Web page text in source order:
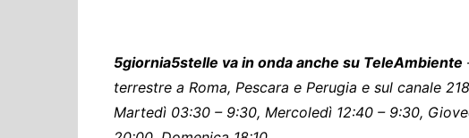
5giornia5stelle va in onda anche su TeleAmbiente
terrestre a Roma, Pescara e Perugia e sul canale
Martedì 03:30 – 9:30, Mercoledì 12:40 – 9:30,